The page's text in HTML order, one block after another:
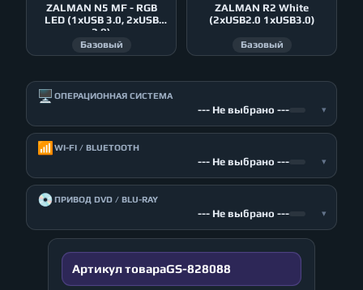
ZALMAN N5 MF - RGB
LED (1xUSB 3.0, 2xUSB
2.0)
Базовый
ZALMAN R2 White
(2xUSB2.0 1xUSB3.0)
Базовый
🖥️ ОПЕРАЦИОННАЯ СИСТЕМА
--- Не выбрано --- ▾
📶 WI-FI / BLUETOOTH
--- Не выбрано --- ▾
💿ПРИВОД DVD / BLU-RAY
--- Не выбрано --- ▾
Артикул товараGS-828088